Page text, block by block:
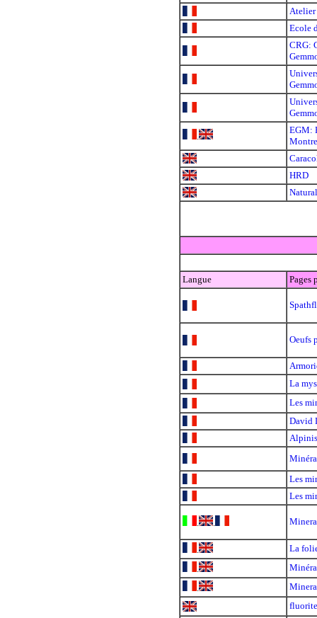
Atelier
Ecole
CRG:
.
EGM:
HRD
Langue Pages
Oeufs
La
Les
David
Les
Les
. .
.
La
.
.